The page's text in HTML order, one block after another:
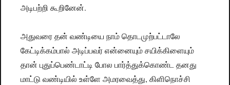
அடிபற்றி கூறினேன்.
அதுவரை தன் வண்டியை நாம் தொடமுற்பட்டாலே
கேட்டிக்கம்பால் அடிப்பவர் என்னையும் சயிக்கிளையும்
தான் புதுப்பெண்டாட்டி போல பார்த்துக்கொண்ட தனது
மாட்டு வண்டியில் உள்ளே அமரவைத்து, கிளிநொச்சி